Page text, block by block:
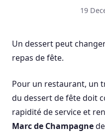
19
Un dessert peut
repas de fête.
Pour un restaurant, un
du dessert de fête doit
rapidité de service et
Marc de Champagne